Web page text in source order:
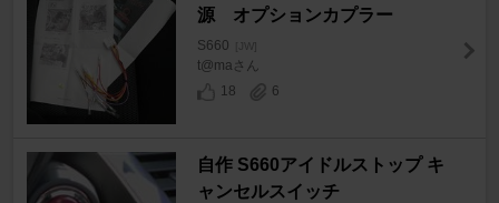
源 オプションカプラー
S660 [JW]
t@maさん
18
6
自作 S660アイドルストップ キ
ャンセルスイッチ